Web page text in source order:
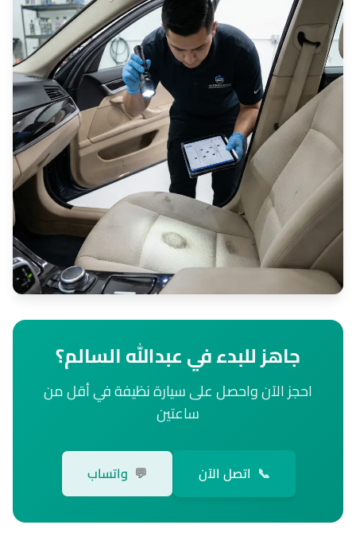
جاهز للبدء في عبدالله السالم؟
احجز الآن واحصل على سيارة نظيفة في أقل من
ساعتين
📞 اتصل الآن 💬 واتساب